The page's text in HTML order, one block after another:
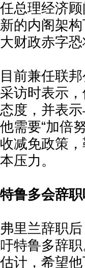
任总理经济
新的内阁架
大财政赤字
目前兼任联
采访时表示
态度，并表
他需要“加倍
收减免政策
本压力。
特鲁多会辞
弗里兰辞职
吁特鲁多辞
估计，希望